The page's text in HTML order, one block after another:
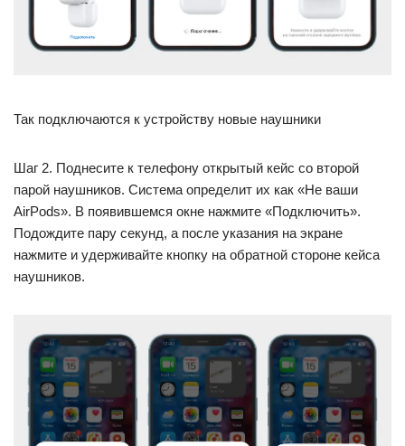
Так подключаются к устройству новые наушники
Шаг 2. Поднесите к телефону открытый кейс со второй
парой наушников. Система определит их как «Не ваши
AirPods». В появившемся окне нажмите «Подключить».
Подождите пару секунд, а после указания на экране
нажмите и удерживайте кнопку на обратной стороне кейса
наушников.